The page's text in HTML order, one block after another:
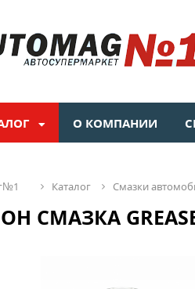
О КОМПАНИИ
каталог смазки
СМАЗКА